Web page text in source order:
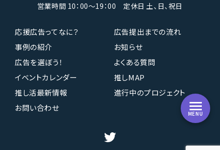
営業時間 10：00〜19：00 定休日 土、日、祝日
MENU
応援広告ってなに？
広告提出までの流れ
事例の紹介
お知らせ
広告を選ぼう！
よくある質問
イベントカレンダー
推しMAP
推し活最新情報
進行中のプロジェクト
お問い合わせ